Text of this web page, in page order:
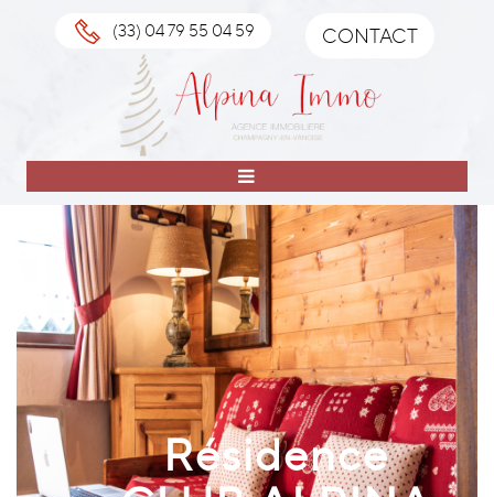
(33) 04 79 55 04 59 CONTACT
Résidence